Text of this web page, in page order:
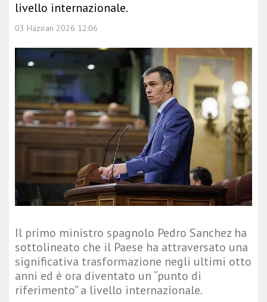
livello internazionale.
03 Haziran 2026 12:06
Il primo ministro spagnolo Pedro Sanchez ha
sottolineato che il Paese ha attraversato una
significativa trasformazione negli ultimi otto
anni ed è ora diventato un “punto di
riferimento” a livello internazionale.